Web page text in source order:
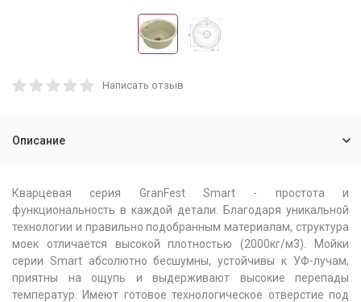
Написать отзыв
Описание
Кварцевая серия GranFest Smart - простота и
функциональность в каждой детали. Благодаря уникальной
технологии и правильно подобранным материалам, структура
моек отличается высокой плотностью (2000кг/м3). Мойки
серии Smart абсолютно бесшумны, устойчивы к УФ-лучам,
приятны на ощупь и выдерживают высокие перепады
температур. Имеют готовое технологическое отверстие под